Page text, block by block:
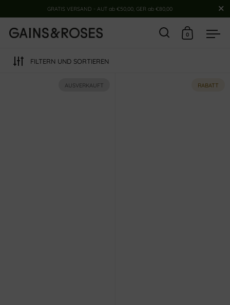
GRATIS VERSAND - AUT ab €50,00, GER ab €80,00
SucheWarenkorb
0
FILTERN UND SORTIEREN
AUSVERKAUFT RABATT